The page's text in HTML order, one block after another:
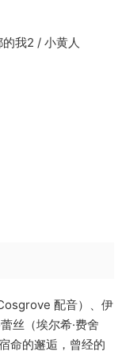
我2 / 小黄人
配音）、伊
丝（埃尔希·费舍
命的邂逅，曾经的